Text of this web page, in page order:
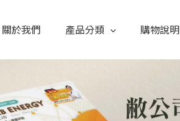
關於我們 產品分類 購物說明